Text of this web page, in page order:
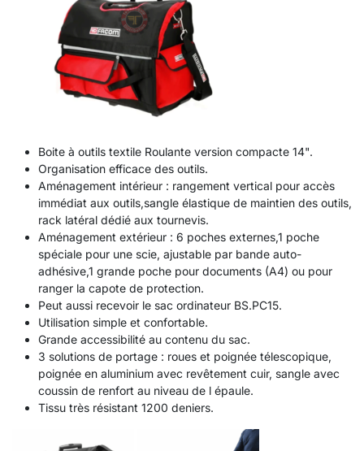
Boite à outils textile Roulante version compacte 14".
Organisation efficace des outils.
Aménagement intérieur : rangement vertical pour accès
immédiat aux outils,sangle élastique de maintien des outils,
rack latéral dédié aux tournevis.
Aménagement extérieur : 6 poches externes,1 poche
spéciale pour une scie, ajustable par bande auto-
adhésive,1 grande poche pour documents (A4) ou pour
ranger la capote de protection.
Peut aussi recevoir le sac ordinateur BS.PC15.
Utilisation simple et confortable.
Grande accessibilité au contenu du sac.
3 solutions de portage : roues et poignée télescopique,
poignée en aluminium avec revêtement cuir, sangle avec
coussin de renfort au niveau de l épaule.
Tissu très résistant 1200 deniers.